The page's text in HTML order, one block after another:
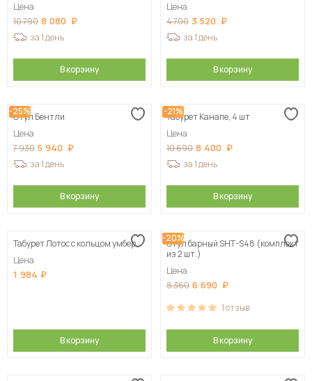
Цена
10 790 8 080
за 1 день
В корзину
Цена
4 700 3 520
за 1 день
В корзину
-25%
Стул Бентли
Цена
7 930 5 940
за 1 день
В корзину
-21%
Табурет Канапе, 4 шт
Цена
10 690 8 400
за 1 день
В корзину
Табурет Лотос с кольцом умбер
Цена
1 984
В корзину
-20%
Стул барный SHT-S48 (комплект
из 2 шт.)
Цена
8 360 6 690
1отзыв
В корзину